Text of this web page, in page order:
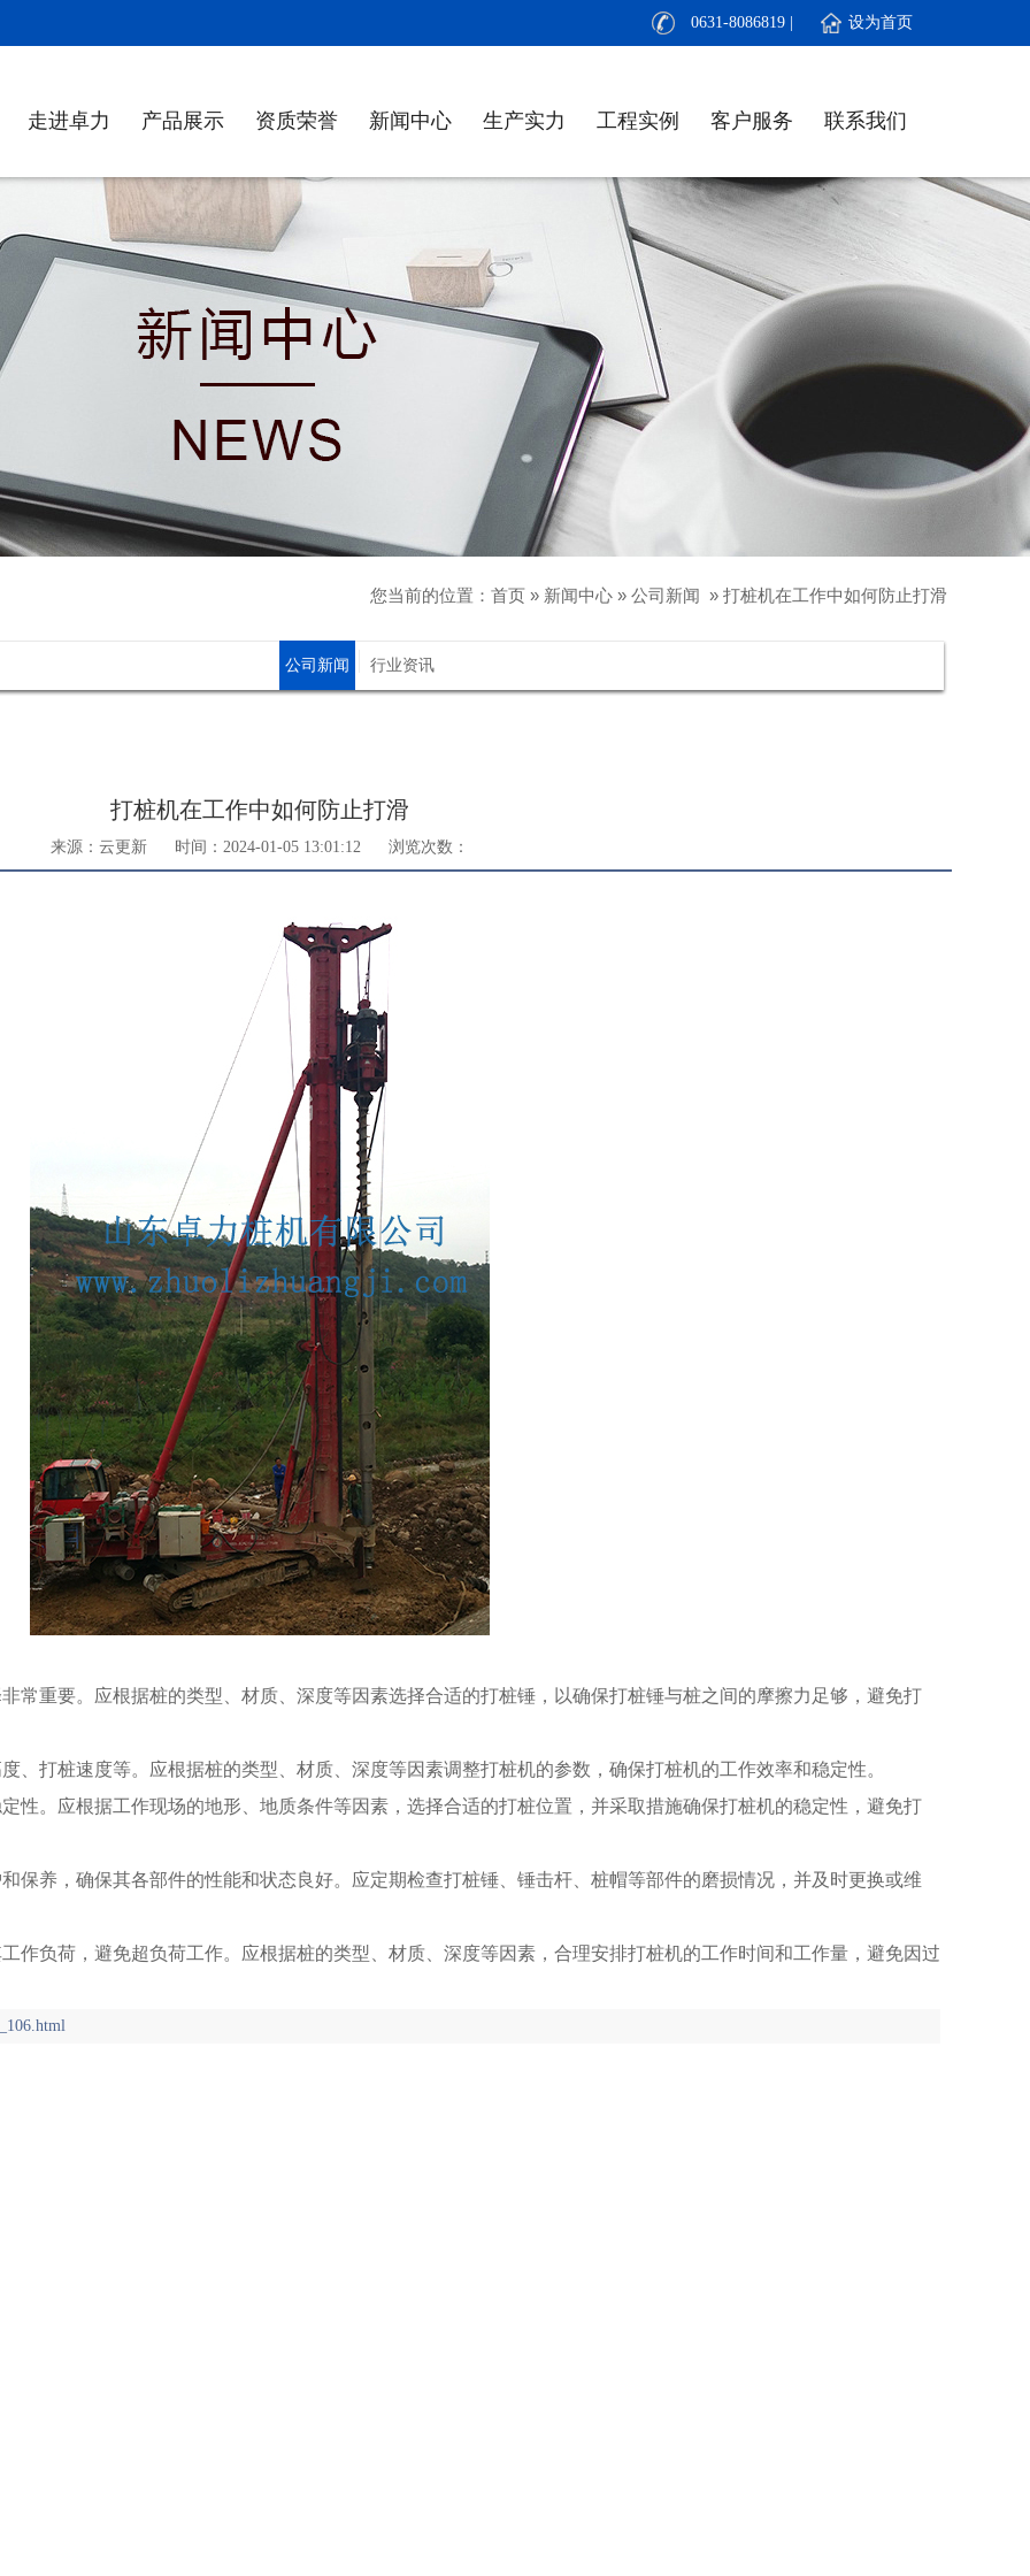
0631-8086819 | 设为首页
走进卓力 产品展示 资质荣誉 新闻中心 生产实力 工程实例 客户服务 联系我们
您当前的位置： 首页 » 新闻中心 » 公司新闻 » 打桩机在工作中如何防止打滑
公司新闻 行业资讯
打桩机在工作中如何防止打滑
来源：云更新 时间：2024-01-05 13:01:12 浏览次数：
常重要。应根据桩的类型、材质、深度等因素选择合适的打桩锤，以确保打桩锤与桩之间的摩擦力足够，避免打
、打桩速度等。应根据桩的类型、材质、深度等因素调整打桩机的参数，确保打桩机的工作效率和稳定性。
性。应根据工作现场的地形、地质条件等因素，选择合适的打桩位置，并采取措施确保打桩机的稳定性，避免打
保养，确保其各部件的性能和状态良好。应定期检查打桩锤、锤击杆、桩帽等部件的磨损情况，并及时更换或维
作负荷，避免超负荷工作。应根据桩的类型、材质、深度等因素，合理安排打桩机的工作时间和工作量，避免因过